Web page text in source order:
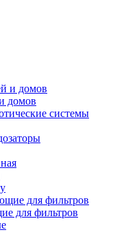
домов
системы
для фильтров